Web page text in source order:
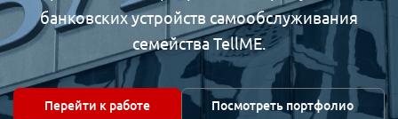
банковских устройств самообслуживания
семейства TellME.
Перейти к работе Посмотреть портфолио